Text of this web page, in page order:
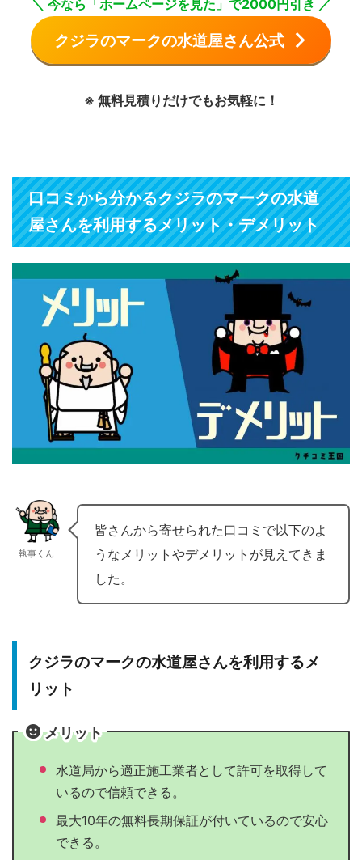
＼ 今なら「ホームページを見た」で2000円引き ／
クジラのマークの水道屋さん公式
※ 無料見積りだけでもお気軽に！
口コミから分かるクジラのマークの水道
屋さんを利用するメリット・デメリット
執事くん
皆さんから寄せられた口コミで以下のよ
うなメリットやデメリットが見えてきま
した。
クジラのマークの水道屋さんを利用するメ
リット
メリット
水道局から適正施工業者として許可を取得して
いるので信頼できる。
最大10年の無料長期保証が付いているので安心
できる。